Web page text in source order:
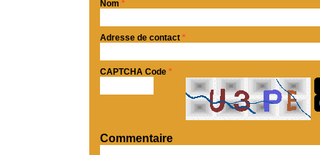
Nom *
Adresse de contact *
CAPTCHA Code *
Commentaire